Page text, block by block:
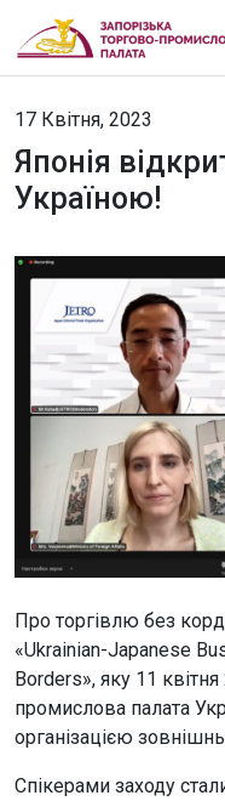
17 Квітня, 2023
Японія
Україною!
Про торгівлю без
«Ukrainian-Japanese
Borders», яку 11
промислова палата
організацією
Спікерами заходу